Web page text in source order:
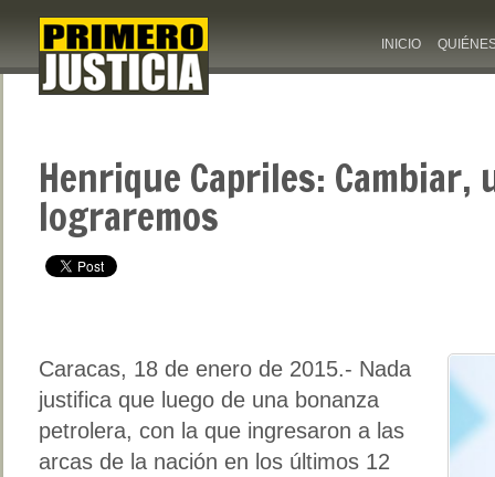
INICIO
Henrique Capriles: Cambiar,
lograremos
Caracas, 18 de enero de 2015.- Nada
justifica que luego de una bonanza
petrolera, con la que ingresaron a las
arcas de la nación en los últimos 12